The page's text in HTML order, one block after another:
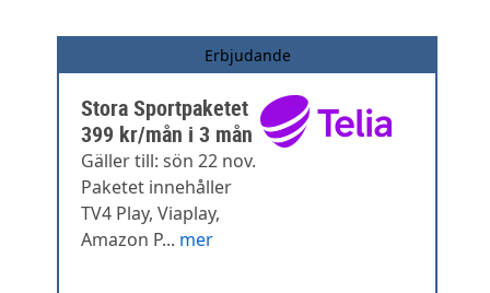
Erbjudande
Stora Sportpaketet
399 kr/mån i 3 mån
Gäller till: sön 22 nov.
Paketet innehåller
TV4 Play, Viaplay,
Amazon P... mer